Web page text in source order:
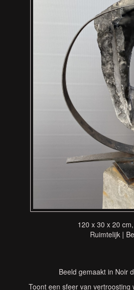
120 x 30 x 20
Ruimtelijk |
Beeld gemaakt in Noir
Toont een sfeer van